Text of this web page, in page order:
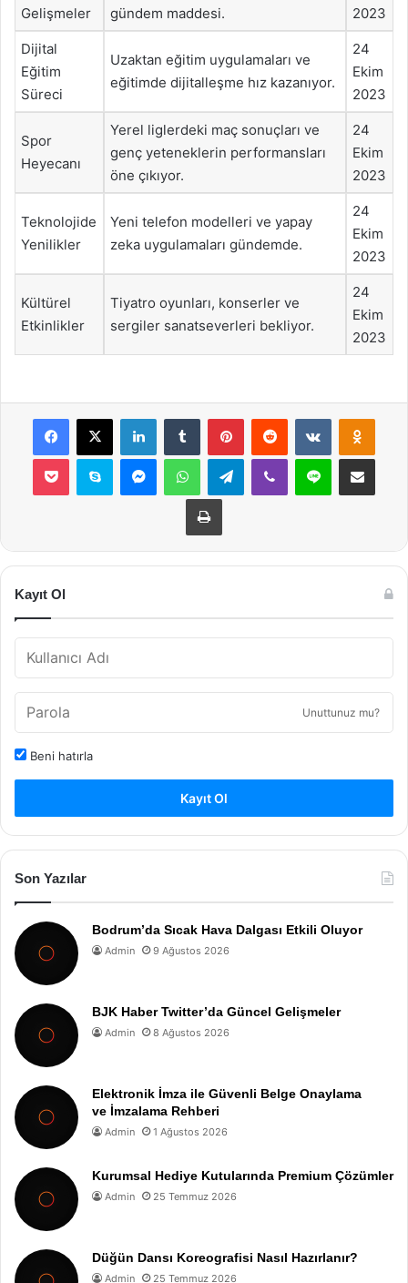
Gelişmeler
gündem maddesi.
2023
Dijital
Eğitim
Süreci
Uzaktan eğitim uygulamaları ve
eğitimde dijitalleşme hız kazanıyor.
24
Ekim
2023
Spor
Heyecanı
Yerel liglerdeki maç sonuçları ve
genç yeteneklerin performansları
öne çıkıyor.
24
Ekim
2023
Teknolojide
Yenilikler
Yeni telefon modelleri ve yapay
zeka uygulamaları gündemde.
24
Ekim
2023
Kültürel
Etkinlikler
Tiyatro oyunları, konserler ve
sergiler sanatseverleri bekliyor.
24
Ekim
2023
Facebook
X LinkedInTumblr PinterestReddit VKontakte
Pocket Skype MessengerWhatsAppTelegramViber Line E-Posta ile
Yazdır
Kayıt Ol
Unuttunuz mu?
Beni hatırla
Kayıt Ol
Son Yazılar
Bodrum’da Sıcak Hava Dalgası Etkili Oluyor
Admin 9 Ağustos 2026
BJK Haber Twitter’da Güncel Gelişmeler
Admin 8 Ağustos 2026
Elektronik İmza ile Güvenli Belge Onaylama
ve İmzalama Rehberi
Admin 1 Ağustos 2026
Kurumsal Hediye Kutularında Premium Çözümler
Admin 25 Temmuz 2026
Düğün Dansı Koreografisi Nasıl Hazırlanır?
Admin 25 Temmuz 2026